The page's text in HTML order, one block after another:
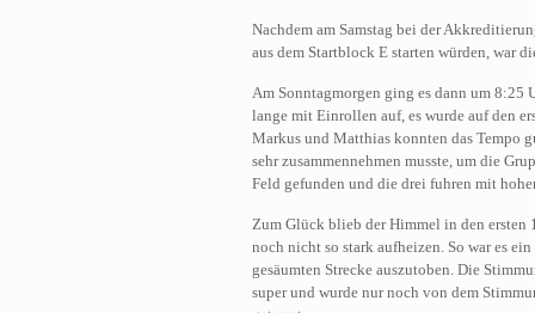
Nachdem am Samstag bei der
aus dem Startblock E starten würden, war
Am Sonntagmorgen ging es dann um
lange mit Einrollen auf, es wurde auf den
Markus und Matthias konnten das Tempo
sehr zusammennehmen musste, um die
Feld gefunden und die drei fuhren mit
Zum Glück blieb der Himmel in den ersten
noch nicht so stark aufheizen. So war es
gesäumten Strecke auszutoben. Die
super und wurde nur noch von dem